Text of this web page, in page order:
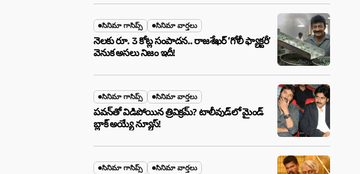
సినిమా గాసిప్స్ సినిమా వార్తలు
నెలకు రూ. 3 కోట్ల సంపాదన.. రాజశేఖర్ ‘గోలీ ఫ్యాక్టరీ’
వెనుక అసలు నిజం ఇదీ!
సినిమా గాసిప్స్ సినిమా వార్తలు
పవన్‌తో విడిపోయిన త్రివిక్రమ్? టాలీవుడ్‌లో మైండ్
బ్లాక్ అయ్యే న్యూస్!
సినిమా గాసిప్స్ సినిమా వార్తలు